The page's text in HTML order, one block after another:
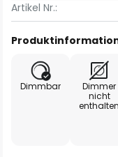
Artikel Nr.:
Dimmbar
Dimmer
nicht
enthalten